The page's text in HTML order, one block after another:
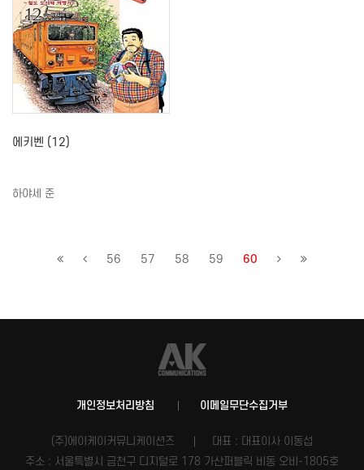
에키벤 (12)
하야세 준
56 57 58 59 60
개인정보처리방침 이메일무단수집거부
(주)에이케이커뮤니케이션즈
대표 : 대표이사 이동섭
주소 : 서울특별시 금천구 디지털로 178 가산퍼블릭 비동 오비-1805호